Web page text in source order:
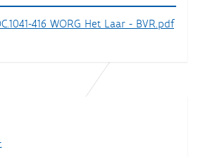
416 WORG Het Laar - BVR.pdf